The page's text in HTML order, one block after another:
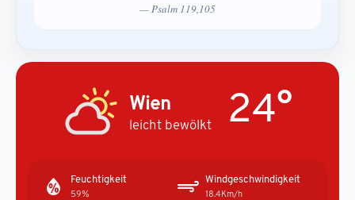
— Psalm 119,105
Wien
leicht bewölkt 24°
Feuchtigkeit
59%
Windgeschwindigkeit
18.4Km/h